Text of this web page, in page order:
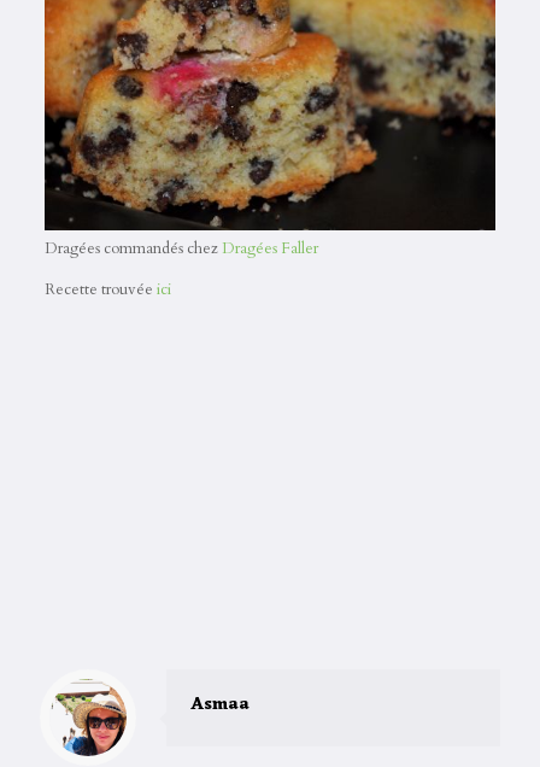
Dragées commandés chez Dragées Faller
Recette trouvée ici
Asmaa